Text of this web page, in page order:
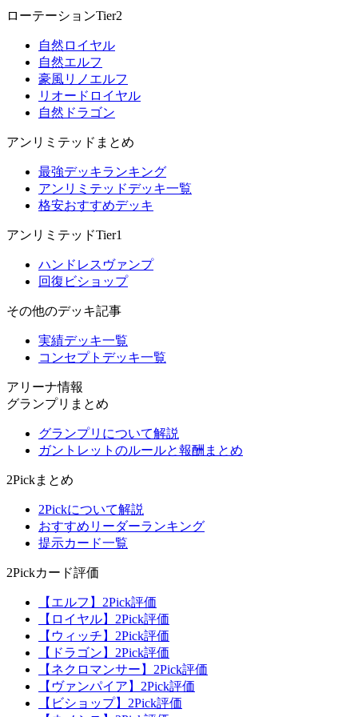
ローテーションTier2
自然ロイヤル
自然エルフ
豪風リノエルフ
リオードロイヤル
自然ドラゴン
アンリミテッドまとめ
最強デッキランキング
アンリミテッドデッキ一覧
格安おすすめデッキ
アンリミテッドTier1
ハンドレスヴァンプ
回復ビショップ
その他のデッキ記事
実績デッキ一覧
コンセプトデッキ一覧
アリーナ情報
グランプリまとめ
グランプリについて解説
ガントレットのルールと報酬まとめ
2Pickまとめ
2Pickについて解説
おすすめリーダーランキング
提示カード一覧
2Pickカード評価
【エルフ】2Pick評価
【ロイヤル】2Pick評価
【ウィッチ】2Pick評価
【ドラゴン】2Pick評価
【ネクロマンサー】2Pick評価
【ヴァンパイア】2Pick評価
【ビショップ】2Pick評価